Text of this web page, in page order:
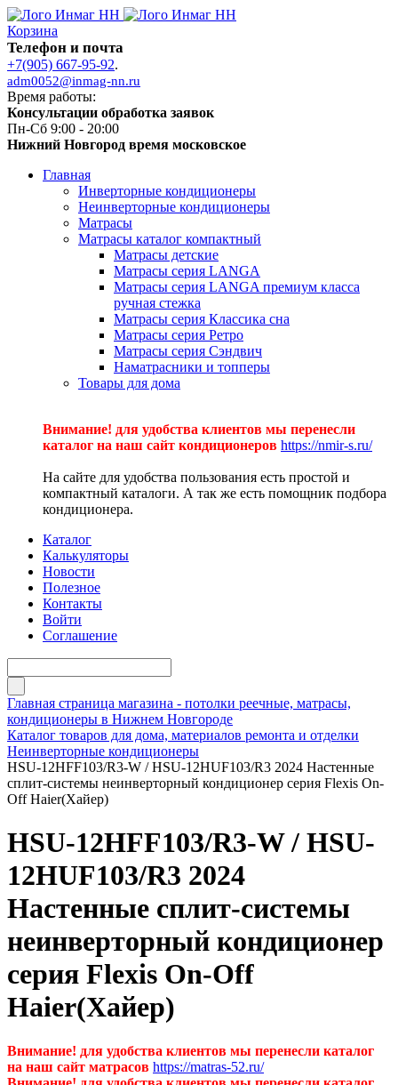
Корзина
Телефон и почта
+7(905) 667-95-92.
adm0052@inmag-nn.ru
Время работы:
Консультации обработка заявок
Пн-Сб 9:00 - 20:00
Нижний Новгород время московское
Главная
Инверторные кондиционеры
Неинверторные кондиционеры
Матрасы
Матрасы каталог компактный
Матрасы детские
Матрасы серия LANGA
Матрасы серия LANGA премиум класса
ручная стежка
Матрасы серия Классика сна
Матрасы серия Ретро
Матрасы серия Сэндвич
Наматрасники и топперы
Товары для дома
Внимание! для удобства клиентов мы перенесли
каталог на наш сайт кондиционеров https://nmir-s.ru/
На сайте для удобства пользования есть простой и
компактный каталоги. А так же есть помощник подбора
кондиционера.
Каталог
Калькуляторы
Новости
Полезное
Контакты
Войти
Соглашение
Главная страница магазина - потолки реечные, матрасы,
кондиционеры в Нижнем Новгороде
Каталог товаров для дома, материалов ремонта и отделки
Неинверторные кондиционеры
HSU-12HFF103/R3-W / HSU-12HUF103/R3 2024 Настенные
сплит-системы неинверторный кондиционер серия Flexis On-
Off Haier(Хайер)
HSU-12HFF103/R3-W / HSU-
12HUF103/R3 2024
Настенные сплит-системы
неинверторный кондиционер
серия Flexis On-Off
Haier(Хайер)
Внимание! для удобства клиентов мы перенесли каталог
на наш сайт матрасов https://matras-52.ru/